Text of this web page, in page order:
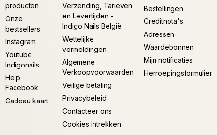
producten
Onze
bestsellers
Instagram
Youtube
Indigonails
Help
Facebook
Cadeau kaart
Verzending, Tarieven
en Levertijden -
Indigo Nails België
Wettelijke
vermeldingen
Algemene
Verkoopvoorwaarden
Veilige betaling
Privacybeleid
Contacteer ons
Cookies intrekken
Bestellingen
Creditnota's
Adressen
Waardebonnen
Mijn notificaties
Herroepingsformulier